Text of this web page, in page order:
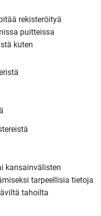
rekisteröityä
puitteissa
kuten
kansainvälisten
tarpeellisia tietoja
tahoilta